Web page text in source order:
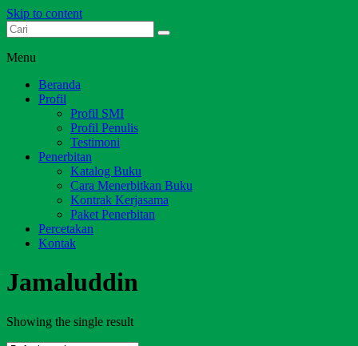
Skip to content
Dari Jambi untuk Indonesia
Menu
Beranda
Profil
Profil SMI
Profil Penulis
Testimoni
Penerbitan
Katalog Buku
Cara Menerbitkan Buku
Kontrak Kerjasama
Paket Penerbitan
Percetakan
Kontak
Jamaluddin
Showing the single result